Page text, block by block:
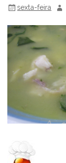
sexta-feira